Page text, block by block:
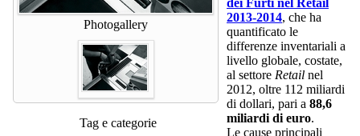
Photogallery
Tag e categorie
2013-2014, che ha
quantificato le
differenze inventariali a
livello globale, costate,
al settore Retail nel
2012, oltre 112 miliardi
di dollari, pari a 88,6
miliardi di euro.
Le cause principali